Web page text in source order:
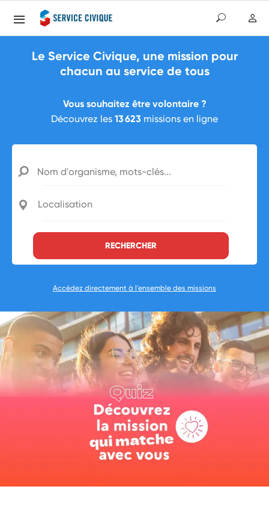
Le Service Civique, une mission pour
chacun au service de tous
Vous souhaitez être volontaire ?
Découvrez les 13 623 missions en ligne
RECHERCHER
Accédez directement à l'ensemble des missions